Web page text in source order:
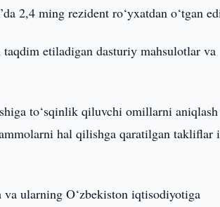
2,4 ming rezident ro‘yxatdan o‘tgan
etiladigan dasturiy mahsulotlar va
to‘sqinlik qiluvchi omillarni
hal qilishga qaratilgan takliflar
ularning O‘zbekiston iqtisodiyotiga